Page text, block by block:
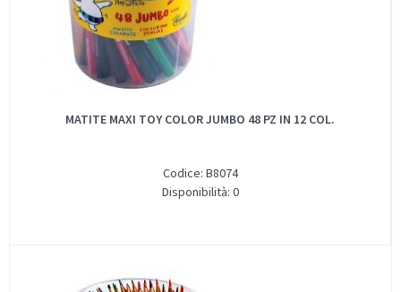
MATITE MAXI TOY COLOR JUMBO 48 PZ IN 12 COL.
Codice: B8074
Disponibilità: 0